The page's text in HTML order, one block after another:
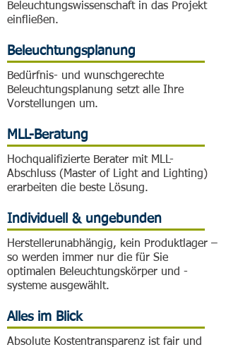
Beleuchtungswissenschaft in das Projekt
einfließen.
Beleuchtungsplanung
Bedürfnis- und wunschgerechte
Beleuchtungsplanung setzt alle Ihre
Vorstellungen um.
MLL-Beratung
Hochqualifizierte Berater mit MLL-
Abschluss (Master of Light and Lighting)
erarbeiten die beste Lösung.
Individuell & ungebunden
Herstellerunabhängig, kein Produktlager –
so werden immer nur die für Sie
optimalen Beleuchtungskörper und -
systeme ausgewählt.
Alles im Blick
Absolute Kostentransparenz ist fair und